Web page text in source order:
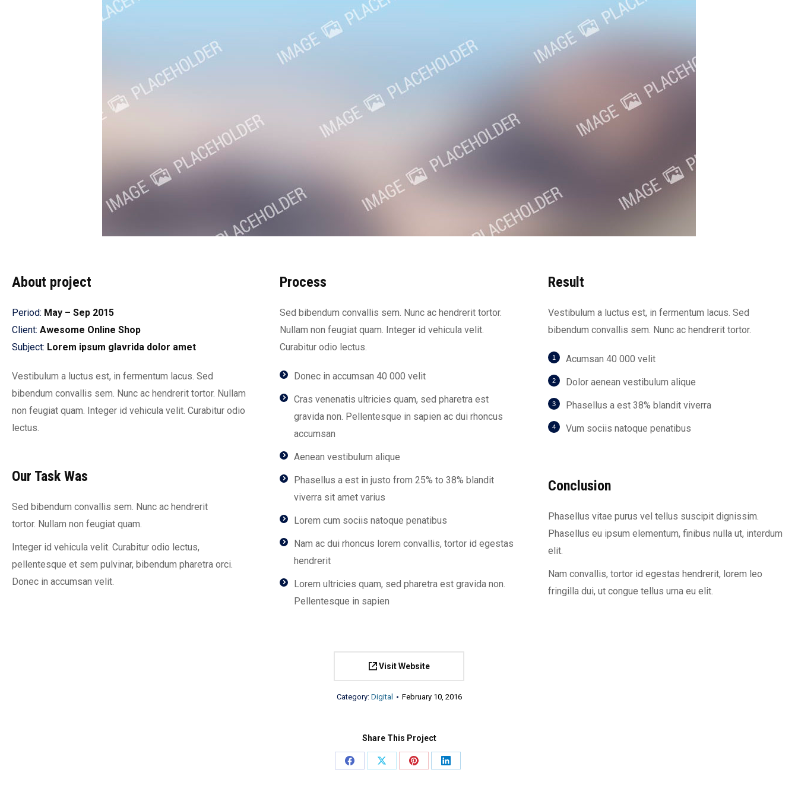
About project
Period: May – Sep 2015
Client: Awesome Online Shop
Subject: Lorem ipsum glavrida dolor amet
Vestibulum a luctus est, in fermentum lacus. Sed
bibendum convallis sem. Nunc ac hendrerit tortor. Nullam
non feugiat quam. Integer id vehicula velit. Curabitur odio
lectus.
Our Task Was
Sed bibendum convallis sem. Nunc ac hendrerit
tortor. Nullam non feugiat quam.
Integer id vehicula velit. Curabitur odio lectus,
pellentesque et sem pulvinar, bibendum pharetra orci.
Donec in accumsan velit.
Process
Sed bibendum convallis sem. Nunc ac hendrerit tortor.
Nullam non feugiat quam. Integer id vehicula velit.
Curabitur odio lectus.
Donec in accumsan 40 000 velit
Cras venenatis ultricies quam, sed pharetra est
gravida non. Pellentesque in sapien ac dui rhoncus
accumsan
Aenean vestibulum alique
Phasellus a est in justo from 25% to 38% blandit
viverra sit amet varius
Lorem cum sociis natoque penatibus
Nam ac dui rhoncus lorem convallis, tortor id egestas
hendrerit
Lorem ultricies quam, sed pharetra est gravida non.
Pellentesque in sapien
Result
Vestibulum a luctus est, in fermentum lacus. Sed
bibendum convallis sem. Nunc ac hendrerit tortor.
Acumsan 40 000 velit
Dolor aenean vestibulum alique
Phasellus a est 38% blandit viverra
Vum sociis natoque penatibus
Conclusion
Phasellus vitae purus vel tellus suscipit dignissim.
Phasellus eu ipsum elementum, finibus nulla ut, interdum
elit.
Nam convallis, tortor id egestas hendrerit, lorem leo
fringilla dui, ut congue tellus urna eu elit.
Visit Website
Category: Digital February 10, 2016
Share This Project
Share
Share
Share
Share